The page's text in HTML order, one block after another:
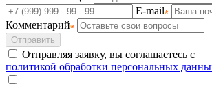
E-mail
Комментарий
Отправить
Отправляя заявку, вы соглашаетесь с
политикой обработки персональных